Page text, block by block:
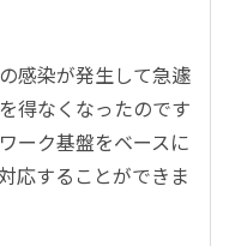
感染が発生して急遽
得なくなったのです
ーク基盤をベースに
応することができま